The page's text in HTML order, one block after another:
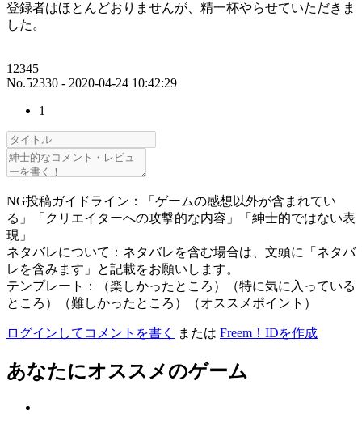
登録者はほとんどおりませんが、精一杯やらせていただきま
した。
12345
No.52330 - 2020-04-24 10:42:29
1
NG投稿ガイドライン：「ゲームの感想以外が含まれてい
る」「クリエイターへの攻撃的な内容」「紳士的ではない表
現」
ネタバレについて：ネタバレを含む場合は、文頭に「ネタバ
レを含みます」と記載をお願いします。
テンプレート：（楽しかったところ）（特に気に入っている
ところ）（難しかったところ）（オススメポイント）
ログインしてコメントを書く または Freem！IDを作成
あなたにオススメのゲーム